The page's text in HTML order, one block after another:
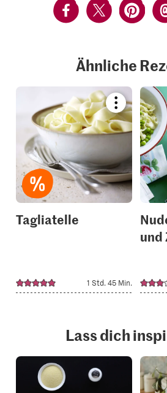
Ähnliche
Bookmark
recipe
or
add
your
collections.
Tagliatelle
1 Std. 45 Min.
und
Lass dich